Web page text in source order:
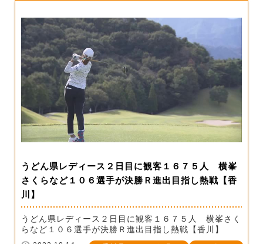
うどん県レディース２日目に観客１６７５人 横峯
さくらなど１０６選手が決勝Ｒ進出目指し熱戦【香
川】
うどん県レディース２日目に観客１６７５人 横峯さく
らなど１０６選手が決勝Ｒ進出目指し熱戦【香川】